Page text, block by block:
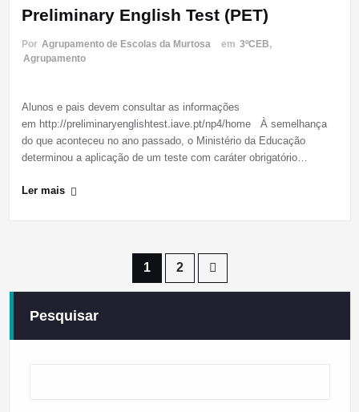
Preliminary English Test (PET)
Por Agrupamento de Escolas da Murtosa em 3ºCEB,
Agrupamento
Alunos e pais devem consultar as informações
em http://preliminaryenglishtest.iave.pt/np4/home À semelhança
do que aconteceu no ano passado, o Ministério da Educação
determinou a aplicação de um teste com caráter obrigatório…
Ler mais
conteúdos
1 2
Pesquisar